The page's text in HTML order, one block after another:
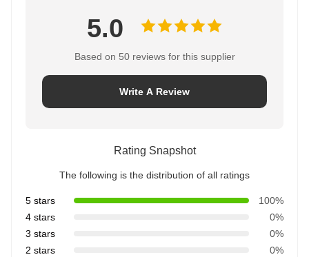
5.0
Based on 50 reviews for this supplier
Write A Review
Rating Snapshot
The following is the distribution of all ratings
5 stars
100%
4 stars
0%
3 stars
0%
2 stars
0%